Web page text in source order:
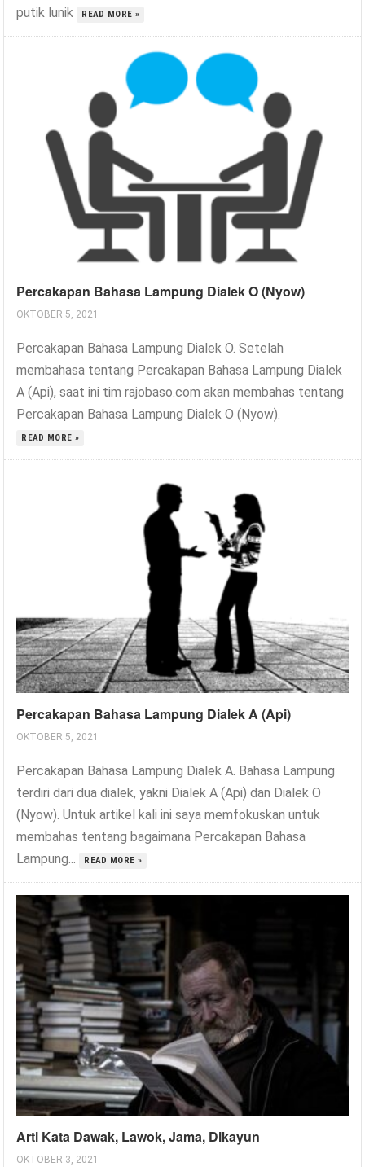
putik lunik
READ MORE »
Percakapan Bahasa Lampung Dialek O (Nyow)
OKTOBER 5, 2021
Percakapan Bahasa Lampung Dialek O. Setelah
membahasa tentang Percakapan Bahasa Lampung Dialek
A (Api), saat ini tim rajobaso.com akan membahas tentang
Percakapan Bahasa Lampung Dialek O (Nyow).
READ MORE »
Percakapan Bahasa Lampung Dialek A (Api)
OKTOBER 5, 2021
Percakapan Bahasa Lampung Dialek A. Bahasa Lampung
terdiri dari dua dialek, yakni Dialek A (Api) dan Dialek O
(Nyow). Untuk artikel kali ini saya memfokuskan untuk
membahas tentang bagaimana Percakapan Bahasa
Lampung...
READ MORE »
Arti Kata Dawak, Lawok, Jama, Dikayun
OKTOBER 3, 2021